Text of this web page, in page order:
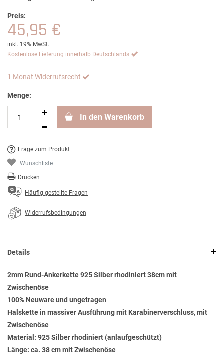
Preis:
45,95 €
inkl. 19% MwSt.
Kostenlose Lieferung innerhalb Deutschlands
1 Monat Widerrufsrecht
Menge:
In den Warenkorb
Frage zum Produkt
Wunschliste
Drucken
Häufig gestellte Fragen
Widerrufsbedingungen
Details
2mm Rund-Ankerkette 925 Silber rhodiniert 38cm mit
Zwischenöse
100% Neuware und ungetragen
Halskette in massiver Ausführung mit Karabinerverschluss, mit
Zwischenöse
Material: 925 Silber rhodiniert (anlaufgeschützt)
Länge: ca. 38 cm mit Zwischenöse